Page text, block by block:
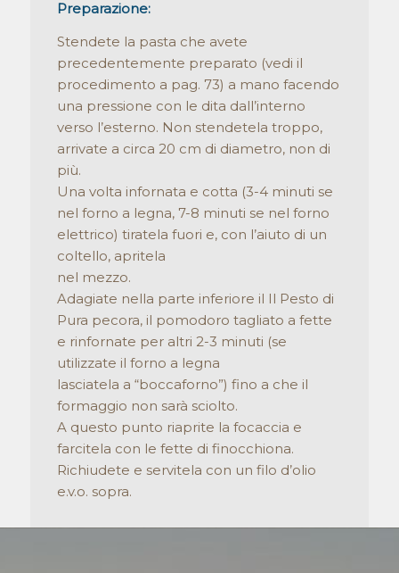
Preparazione:
Stendete la pasta che avete
precedentemente preparato (vedi il
procedimento a pag. 73) a mano facendo
una pressione con le dita dall’interno
verso l’esterno. Non stendetela troppo,
arrivate a circa 20 cm di diametro, non di
più.
Una volta infornata e cotta (3-4 minuti se
nel forno a legna, 7-8 minuti se nel forno
elettrico) tiratela fuori e, con l’aiuto di un
coltello, apritela
nel mezzo.
Adagiate nella parte inferiore il Il Pesto di
Pura pecora, il pomodoro tagliato a fette
e rinfornate per altri 2-3 minuti (se
utilizzate il forno a legna
lasciatela a “boccaforno”) fino a che il
formaggio non sarà sciolto.
A questo punto riaprite la focaccia e
farcitela con le fette di finocchiona.
Richiudete e servitela con un filo d’olio
e.v.o. sopra.